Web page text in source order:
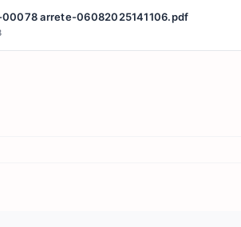
00078 arrete-06082025141106.pdf